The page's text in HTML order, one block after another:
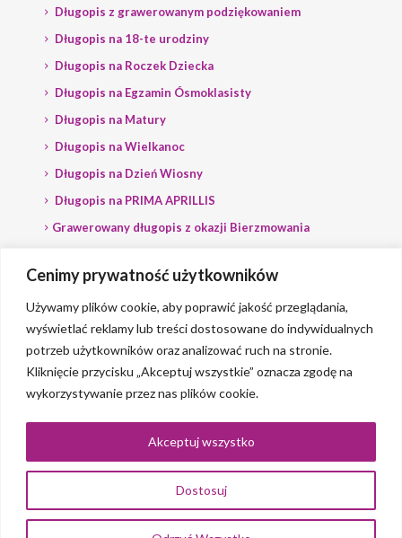
Cenimy prywatność użytkowników
Używamy plików cookie, aby poprawić jakość przeglądania,
wyświetlać reklamy lub treści dostosowane do indywidualnych
potrzeb użytkowników oraz analizować ruch na stronie.
Kliknięcie przycisku „Akceptuj wszystkie” oznacza zgodę na
wykorzystywanie przez nas plików cookie.
Dostosuj
Akceptuj wszystko
Długopis z grawerowanym podziękowaniem
Długopis na 18-te urodziny
Długopis na Roczek Dziecka
Długopis na Egzamin Ósmoklasisty
Długopis na Matury
Długopis na Wielkanoc
Długopis na Dzień Wiosny
Długopis na PRIMA APRILLIS
Grawerowany długopis z okazji Bierzmowania
Grawerowany długopis dla Polityka
© 2023 Grawerlik |2QBS